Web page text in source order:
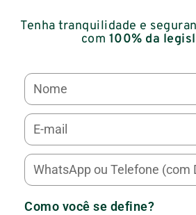
Tenha tranquilidade e
com 100% da
Como você se define?